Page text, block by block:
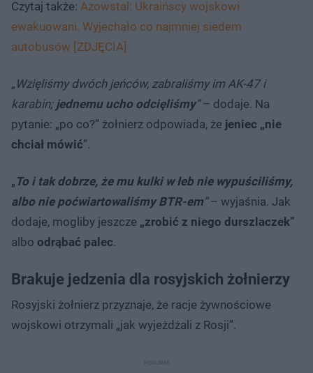
Czytaj także: Azowstal: Ukraińscy wojskowi
ewakuowani. Wyjechało co najmniej siedem
autobusów [ZDJĘCIA]
„Wzięliśmy dwóch jeńców, zabraliśmy im AK-47 i
karabin;jednemu ucho odcięliśmy”– dodaje. Na
pytanie: „po co?” żołnierz odpowiada, że jeniec „nie
chciał mówić”.
„ To i tak dobrze, że mu kulki w łeb nie wypuściliśmy,
albo nie poćwiartowaliśmy BTR-em”– wyjaśnia. Jak
dodaje, mogliby jeszcze „zrobić z niego durszlaczek”
albo odrąbać palec.
Brakuje jedzenia dla rosyjskich żołnierzy
Rosyjski żołnierz przyznaje, że racje żywnościowe
wojskowi otrzymali „jak wyjeżdżali z Rosji”.